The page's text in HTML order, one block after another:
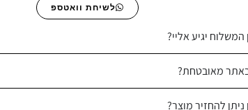
לשיחת וואטספ
יגיע אליי?
מאובטחת?
להחזיר מוצר?